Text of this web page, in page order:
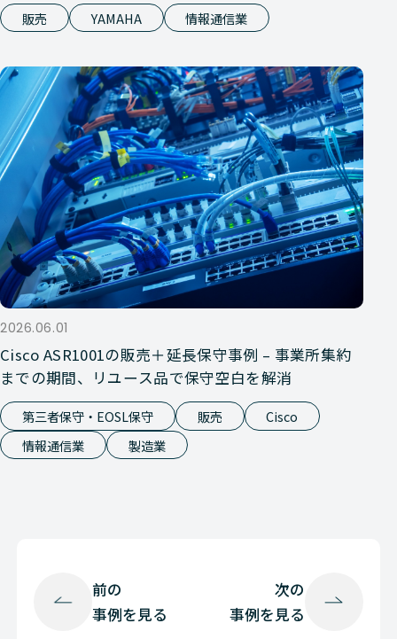
販売 YAMAHA 情報通信業
2026.06.01
Cisco ASR1001の販売＋延長保守事例 – 事業所集約
までの期間、リユース品で保守空白を解消
第三者保守・EOSL保守 販売
Cisco
情報通信業
製造業
前の
事例を見る
次の
事例を見る